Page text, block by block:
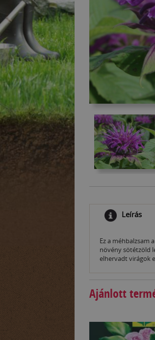
Leírás
Ez a méhbalzsam
növény sötétzöld
elhervadt virágok
Ajánlott